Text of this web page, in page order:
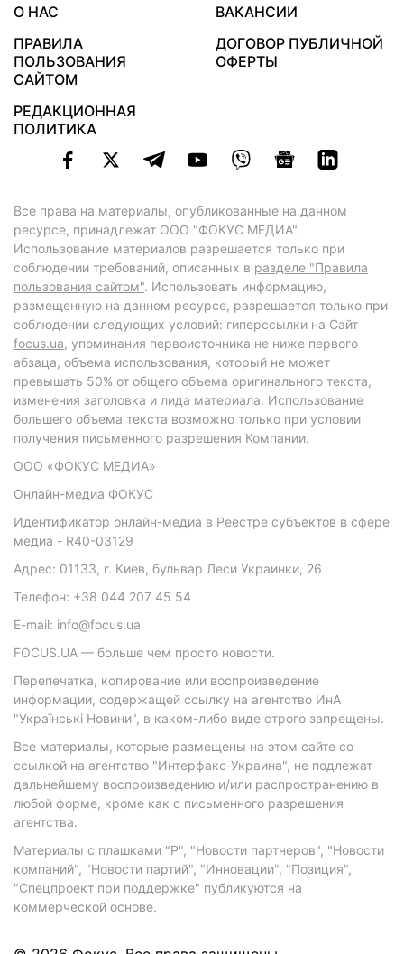
О НАС
ВАКАНСИИ
ПРАВИЛА
ПОЛЬЗОВАНИЯ
САЙТОМ
ДОГОВОР ПУБЛИЧНОЙ
ОФЕРТЫ
РЕДАКЦИОННАЯ
ПОЛИТИКА
Все права на материалы, опубликованные на данном
ресурсе, принадлежат ООО "ФОКУС МЕДИА".
Использование материалов разрешается только при
соблюдении требований, описанных в разделе "Правила
пользования сайтом". Использовать информацию,
размещенную на данном ресурсе, разрешается только при
соблюдении следующих условий: гиперссылки на Сайт
focus.ua, упоминания первоисточника не ниже первого
абзаца, объема использования, который не может
превышать 50% от общего объема оригинального текста,
изменения заголовка и лида материала. Использование
большего объема текста возможно только при условии
получения письменного разрешения Компании.
ООО «ФОКУС МЕДИА»
Онлайн-медиа ФОКУС
Идентификатор онлайн-медиа в Реестре субъектов в сфере
медиа - R40-03129
Адрес: 01133, г. Киев, бульвар Леси Украинки, 26
Телефон: +38 044 207 45 54
E-mail: info@focus.ua
FOCUS.UA — больше чем просто новости.
Перепечатка, копирование или воспроизведение
информации, содержащей ссылку на агентство ИнА
"Українські Новини", в каком-либо виде строго запрещены.
Все материалы, которые размещены на этом сайте со
ссылкой на агентство "Интерфакс-Украина", не подлежат
дальнейшему воспроизведению и/или распространению в
любой форме, кроме как с письменного разрешения
агентства.
Материалы с плашками "Р", "Новости партнеров", "Новости
компаний", "Новости партий", "Инновации", "Позиция",
"Спецпроект при поддержке" публикуются на
коммерческой основе.